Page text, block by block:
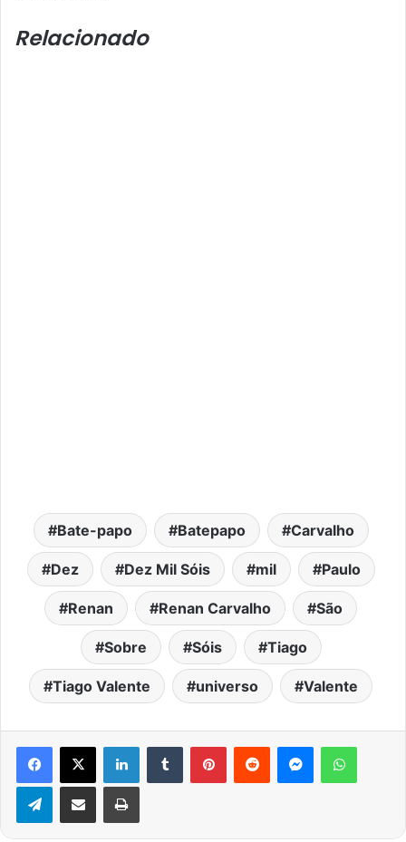
Relacionado
Bate-papo Batepapo Carvalho
Dez Dez Mil Sóis mil Paulo
Renan Renan Carvalho São
Sobre Sóis Tiago
Tiago Valente universo Valente
Facebook
X LinkedinTumblr PinterestReddit Messenger
TelegramCompartilhar via e-mail Imprimir